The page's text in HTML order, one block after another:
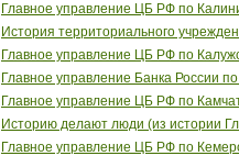
Главное управление ЦБ РФ по
История территориального
Главное управление ЦБ РФ по
Главное управление Банка России
Главное управление ЦБ РФ по
Историю делают люди (из истории
Главное управление ЦБ РФ по